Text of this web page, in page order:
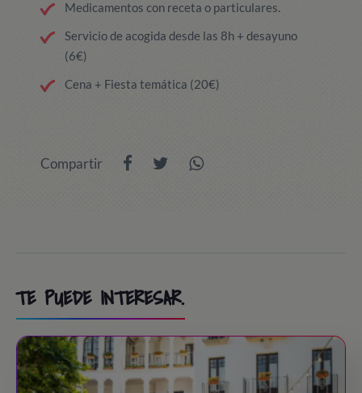
Medicamentos con receta o particulares.
Servicio de acogida desde las 8h + desayuno
(6€)
Cena + Fiesta temática (20€)
Compartir
TE PUEDE INTERESAR.